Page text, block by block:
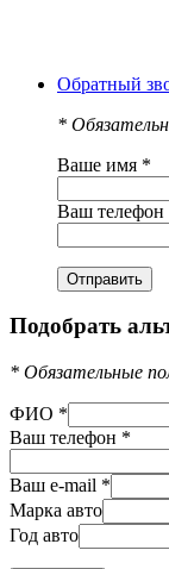
Обратный
*
Ваше имя *
Ваш телефон
Подобрать
* Обязательные
ФИО *
Ваш телефон *
Ваш e-mail *
Марка авто
Год авто